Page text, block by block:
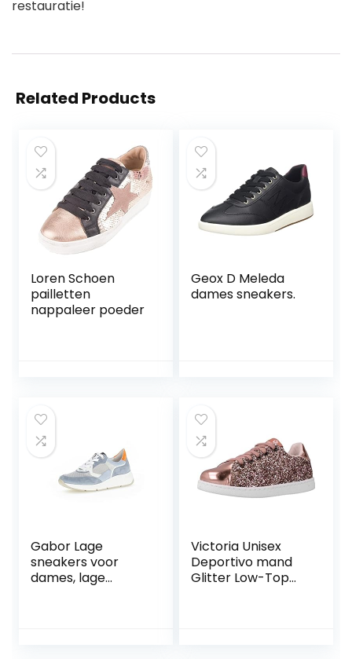
restauratie!
Related Products
Loren Schoen
pailletten
nappaleer poeder
Geox D Meleda
dames sneakers.
Gabor Lage
sneakers voor
dames, lage
Victoria Unisex
Deportivo mand
Glitter Low-Top